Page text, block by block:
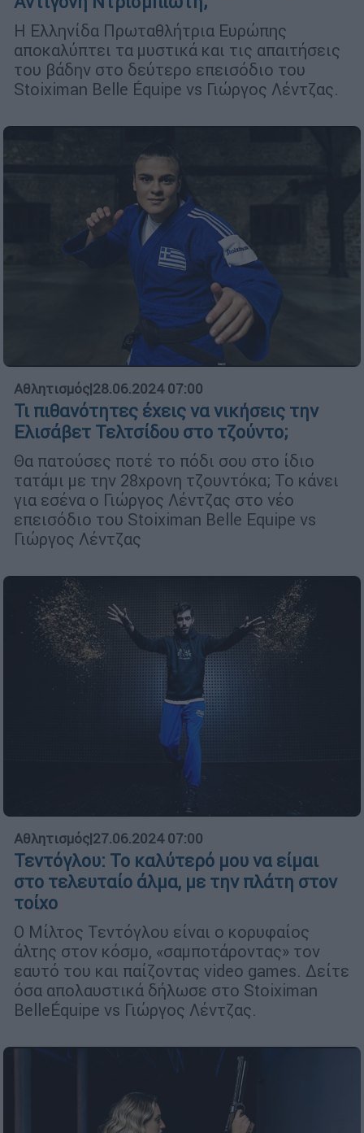
Η Ελληνίδα Πρωταθλήτρια Ευρώπης
αποκαλύπτει τα μυστικά και τις απαιτήσεις
του βάδην στο δεύτερο επεισόδιο του
Stoiximan Belle Équipe vs Γιώργος Λέντζας.
Αθλητισμός|28.06.2024 07:00
Τι πιθανότητες έχεις να νικήσεις την
Ελισάβετ Τελτσίδου στο τζούντο;
Θα πατούσες ποτέ το πόδι σου στο ίδιο
τατάμι με την 28χρονη τζουντόκα; Το κάνει
για εσένα ο Γιώργος Λέντζας στο νέο
επεισόδιο του Stoiximan Belle Equipe vs
Γιώργος Λέντζας
Αθλητισμός|27.06.2024 07:00
Τεντόγλου: Το καλύτερό μου να είμαι
στο τελευταίο άλμα, με την πλάτη στον
τοίχο
Ο Μίλτος Τεντόγλου είναι ο κορυφαίος
άλτης στον κόσμο, «σαμποτάροντας» τον
εαυτό του και παίζοντας video games. Δείτε
όσα απολαυστικά δήλωσε στο Stoiximan
BelleÉquipe vs Γιώργος Λέντζας.